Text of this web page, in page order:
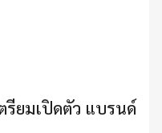
รียมเปิดตัว แบรนด์